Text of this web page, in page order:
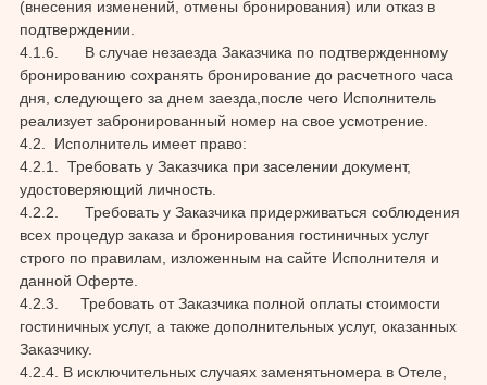
(внесения изменений, отмены бронирования) или отказ в
подтверждении.
4.1.6. В случае незаезда Заказчика по подтвержденному
бронированию сохранять бронирование до расчетного часа
дня, следующего за днем заезда,после чего Исполнитель
реализует забронированный номер на свое усмотрение.
4.2. Исполнитель имеет право:
4.2.1. Требовать у Заказчика при заселении документ,
удостоверяющий личность.
4.2.2. Требовать у Заказчика придерживаться соблюдения
всех процедур заказа и бронирования гостиничных услуг
строго по правилам, изложенным на сайте Исполнителя и
данной Оферте.
4.2.3. Требовать от Заказчика полной оплаты стоимости
гостиничных услуг, а также дополнительных услуг, оказанных
Заказчику.
4.2.4. В исключительных случаях заменятьномера в Отеле,